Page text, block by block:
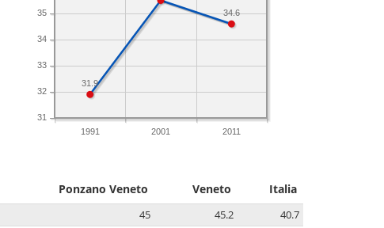
1991 2001 2011
31
32
33
34
35 34.6
31.9
Ponzano Veneto Veneto Italia
45 45.2
40.7